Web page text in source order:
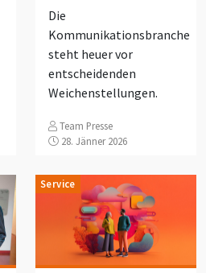
Die
Kommunikationsbranche
steht heuer vor
entscheidenden
Weichenstellungen.
Team Presse
28. Jänner 2026
Service